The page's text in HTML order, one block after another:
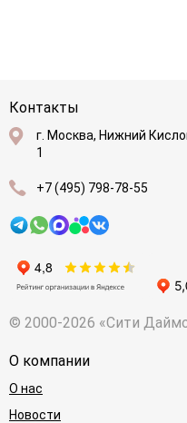
Контакты
г. Москва, Нижний
1
+7 (495) 798-78-55
© 2000-2026 «Сити
О компании
О нас
Новости